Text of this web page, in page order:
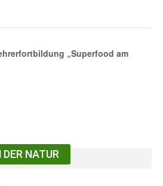
„Superfood am
NATUR